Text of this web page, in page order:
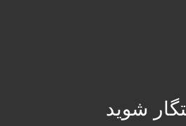
شوید